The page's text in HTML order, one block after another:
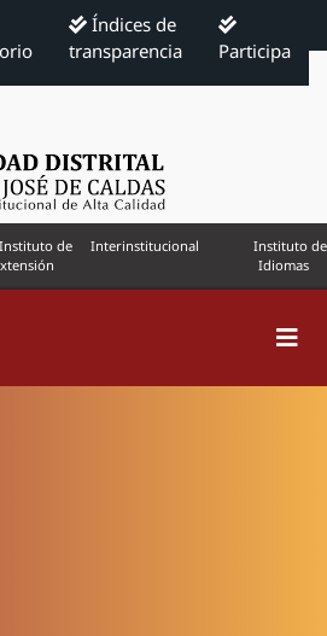
Índices de
transparencia
Participa
Instituto de
Interinstitucional
Instituto de
Idiomas